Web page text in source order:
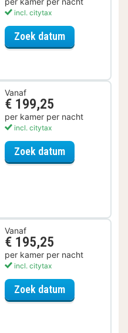
incl. citytax
Zoek datumvoor Parkeer
Vanaf
€ 199,25
per kamer per nacht
incl. citytax
Zoek datumvoor Late
Vanaf
€ 195,25
per kamer per nacht
incl. citytax
Zoek datumvoor